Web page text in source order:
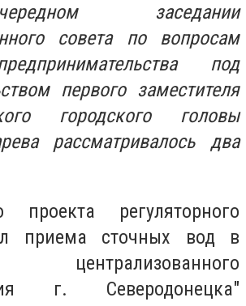
заседании
совета по вопросам
под
первого заместителя
городского головы
рассматривалось два
проекта регуляторного
приема сточных вод в
г. Северодонецка"